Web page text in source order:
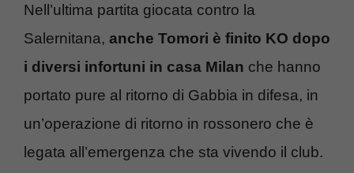
Nell’ultima partita giocata contro la
Salernitana, anche Tomori è finito KO dopo
i diversi infortuni in casa Milan che hanno
portato pure al ritorno di Gabbia in difesa, in
un’operazione di ritorno in rossonero che è
legata all’emergenza che sta vivendo il club.